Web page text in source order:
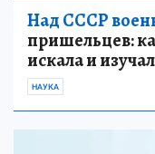
Над СССР
пришельцев:
искала и
НАУКА